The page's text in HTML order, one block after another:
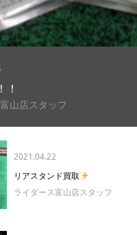
！
山店スタッフ
2021.04.22
リアスタンド買取
ライダース富山店スタッフ